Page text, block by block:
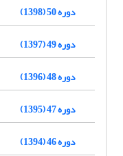
دوره 50 (1398)
دوره 49 (1397)
دوره 48 (1396)
دوره 47 (1395)
دوره 46 (1394)